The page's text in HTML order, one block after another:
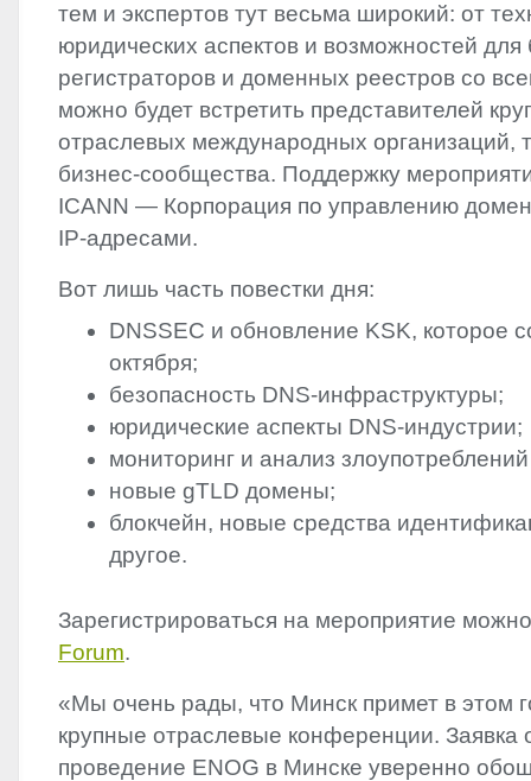
тем и экспертов тут весьма широкий: от
юридических аспектов и возможностей
регистраторов и доменных реестров со
можно будет встретить представителей
отраслевых международных организаций,
бизнес-сообщества. Поддержку
ICANN — Корпорация по управлению
IP-адресами.
Вот лишь часть повестки дня:
DNSSEC и обновление KSK, которое
октября;
безопасность DNS-инфраструктуры;
юридические аспекты DNS-индустрии;
мониторинг и анализ
новые gTLD домены;
блокчейн, новые средства
другое.
Зарегистрироваться на мероприятие
Forum.
«Мы очень рады, что Минск примет в этом
крупные отраслевые конференции. Заявка
проведение ENOG в Минске уверенно